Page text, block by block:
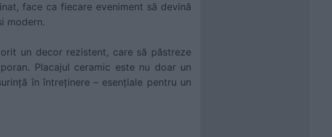
face ca fiecare eveniment să devină
modern.
un decor rezistent, care să păstreze
Placajul ceramic este nu doar un
în întreținere – esențiale pentru un